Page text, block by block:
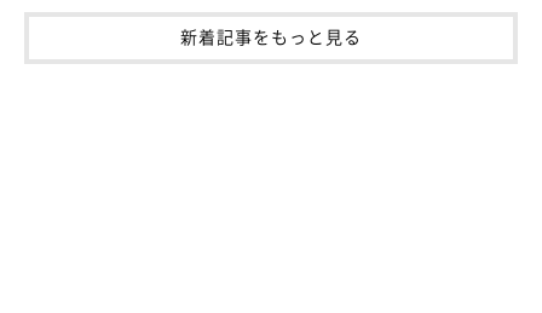
新着記事をもっと見る